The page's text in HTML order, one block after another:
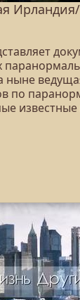
по